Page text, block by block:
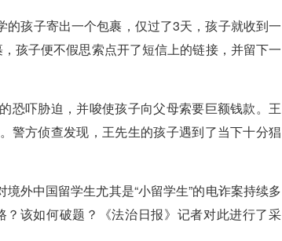
孩子寄出一个包裹，仅过了3天，孩子就收到一
孩子便不假思索点开了短信上的链接，并留下一
吓胁迫，并唆使孩子向父母索要巨额钱款。王
警方侦查发现，王先生的孩子遇到了当下十分猖
中国留学生尤其是“小留学生”的电诈案持续多
该如何破题？《法治日报》记者对此进行了采